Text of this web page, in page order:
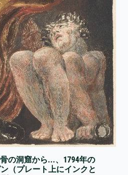
の洞窟から...、1794年の
（プレート上にインクと